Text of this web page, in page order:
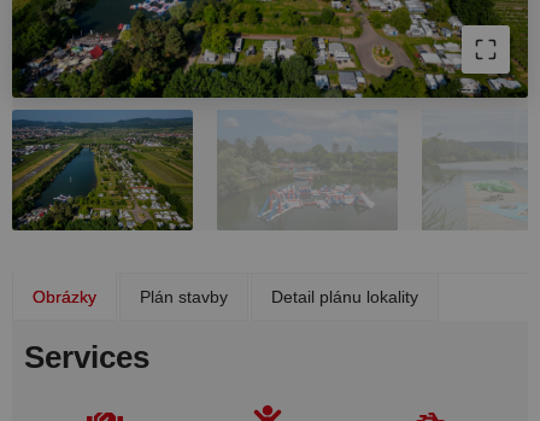
Obrázky Plán stavby Detail plánu lokality
Services